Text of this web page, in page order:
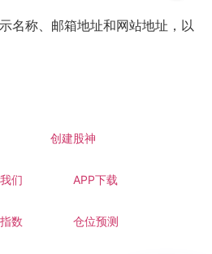
名称、邮箱地址和网站地址，以
创建股神
们 APP下载
数 仓位预测